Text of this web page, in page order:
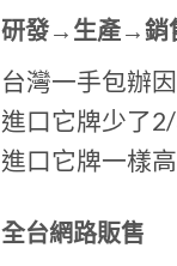
研發→生產→銷
台灣一手包辦
進口它牌少了
進口它牌一樣
全台網路販售